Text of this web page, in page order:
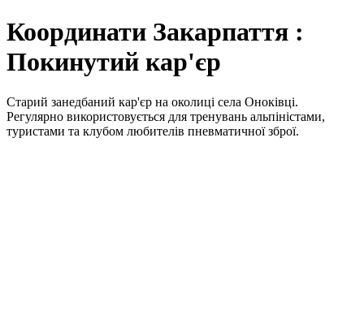
Координати Закарпаття :
Покинутий кар'єр
Старий занедбаний кар'єр на околиці села Оноківці.
Регулярно використовується для тренувань альпіністами,
туристами та клубом любителів пневматичної зброї.